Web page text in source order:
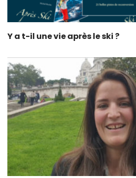
Y a t-il une vie après le ski ?